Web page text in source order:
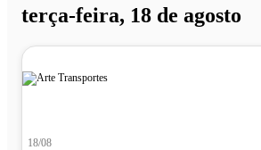
terça-feira, 18 de agosto
18/08